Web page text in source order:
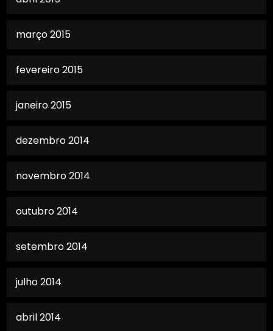
março 2015
fevereiro 2015
janeiro 2015
dezembro 2014
novembro 2014
outubro 2014
setembro 2014
julho 2014
abril 2014